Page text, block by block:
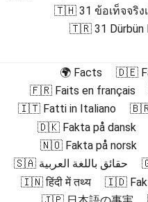
🇹🇭 31 ข้อเท็จจริง
🇹🇷 31 Dürbün
🌍 Facts
🇩🇪
🇫🇷 Faits en français
🇮🇹 Fatti in Italiano
🇧🇷
🇩🇰 Fakta på dansk
🇳🇴 Fakta på norsk
🇸🇦 حقائق باللغة العربية
🇮🇳 हिंदी में तथ्य
🇮🇩